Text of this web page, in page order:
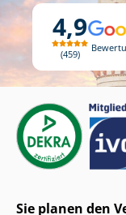
4,9
459
Sie planen den